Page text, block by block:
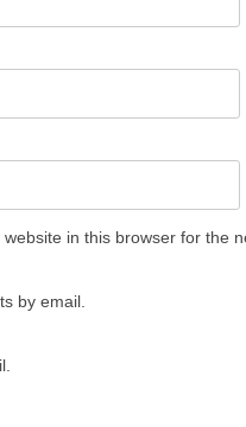
in this browser for the
by email.